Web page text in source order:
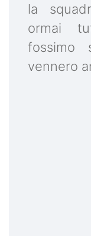
la
ormai
fossimo
vennero